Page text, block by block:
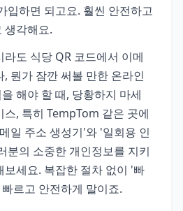
입하면 되고요. 훨씬 안전하고
생각해요.
도 식당 QR 코드에서 이메
뭔가 잠깐 써볼 만한 온라인
해야 할 때, 당황하지 마세
, 특히 TempTom 같은 곳에
일 주소 생성기'와 '일회용 인
분의 소중한 개인정보를 지키
보세요. 복잡한 절차 없이 '빠
르고 안전하게 말이죠.